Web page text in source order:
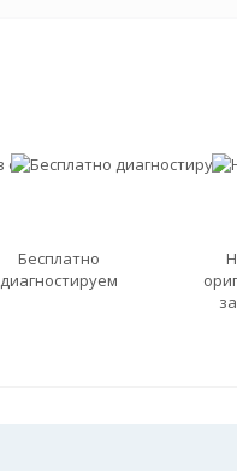
Бесплатно
диагностируем